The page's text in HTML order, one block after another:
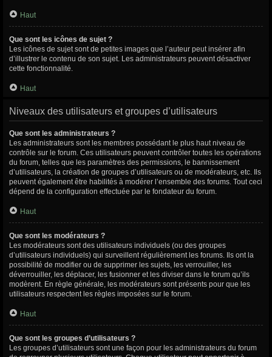
Haut
Que sont les icônes de sujet ?
Les icônes de sujet sont de petites images que l’auteur peut insérer afin
d’illustrer le contenu de son sujet. Les administrateurs peuvent désactiver
cette fonctionnalité.
Haut
Niveaux des utilisateurs et groupes d’utilisateurs
Que sont les administrateurs ?
Les administrateurs sont les membres possédant le plus haut niveau de
contrôle sur le forum. Ces utilisateurs peuvent contrôler toutes les opérations
du forum, telles que les paramètres des permissions, le bannissement
d’utilisateurs, la création de groupes d’utilisateurs ou de modérateurs, etc. Ils
peuvent également être habilités à modérer l’ensemble des forums. Tout ceci
dépend de la configuration effectuée par le fondateur du forum.
Haut
Que sont les modérateurs ?
Les modérateurs sont des utilisateurs individuels (ou des groupes
d’utilisateurs individuels) qui surveillent régulièrement les forums. Ils ont la
possibilité de modifier ou de supprimer les sujets, les verrouiller, les
déverrouiller, les déplacer, les fusionner et les diviser dans le forum qu’ils
modèrent. En règle générale, les modérateurs sont présents pour que les
utilisateurs respectent les règles imposées sur le forum.
Haut
Que sont les groupes d’utilisateurs ?
Les groupes d’utilisateurs sont une façon pour les administrateurs du forum